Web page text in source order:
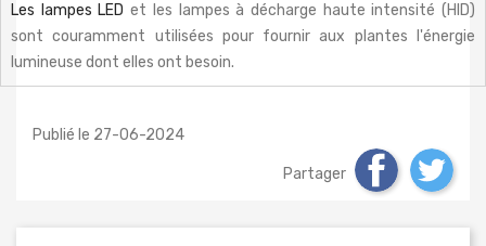
Les lampes LED et les lampes à décharge haute intensité (HID)
sont couramment utilisées pour fournir aux plantes l'énergie
lumineuse dont elles ont besoin.
Publié le 27-06-2024
Partager